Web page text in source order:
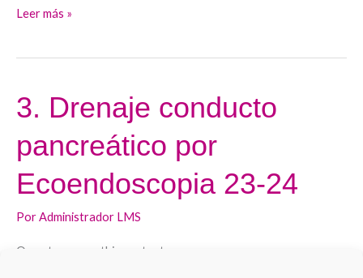
Leer más »
3. Drenaje conducto
pancreático por
Ecoendoscopia 23-24
PorAdministrador LMS
Open to access this content
3.
Drenaje
conducto
pancreático
por
24